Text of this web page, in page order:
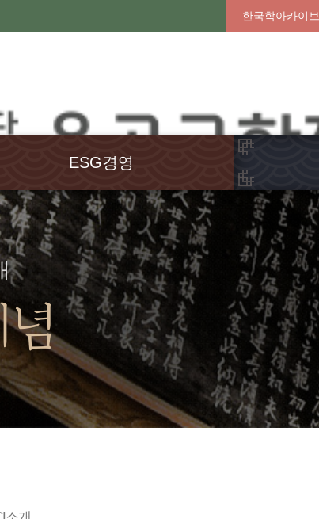
한국학아카이브
ESG경영
윤리경영
고객헌장
인권경영
경영공시